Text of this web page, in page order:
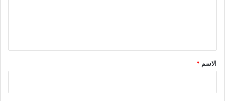
*
الاسم *